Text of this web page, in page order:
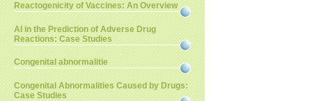
Reactogenicity of Vaccines: An Overview
AI in the Prediction of Adverse Drug
Reactions: Case Studies
Congenital abnormalitie
Congenital Abnormalities Caused by Drugs:
Case Studies